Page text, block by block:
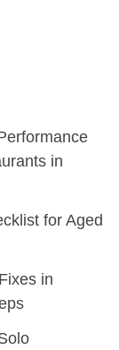
in
for Aged
in